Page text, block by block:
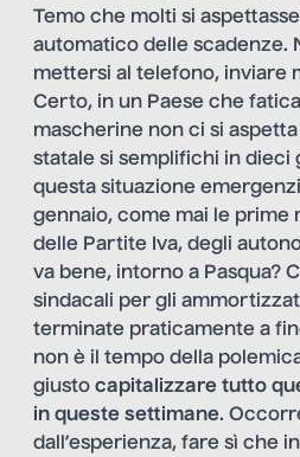
Temo che molti si
automatico delle scadenze.
mettersi al telefono, inviare
Certo, in un Paese che
mascherine non ci si
statale si semplifichi in dieci
questa situazione
gennaio, come mai le prime
delle Partite Iva, degli
va bene, intorno a Pasqua?
sindacali per gli
terminate praticamente a
non è il tempo della
giusto capitalizzare tutto
in queste settimane.
dall’esperienza, fare sì che